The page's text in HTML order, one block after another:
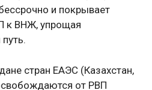
и покрывает
к ВНЖ, упрощая
стран ЕАЭС (Казахстан,
от РВП